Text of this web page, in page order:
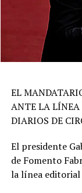
EL
ANTE LA LÍNEA
DIARIOS DE
El presidente
de Fomento
la línea editorial